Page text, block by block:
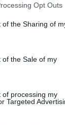
app uses
or usage
to Google and its
specified
Opt Outs
of the Sharing of
of the Sale of my
of processing my
Targeted